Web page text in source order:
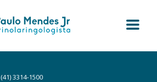
(41) 3314-1500